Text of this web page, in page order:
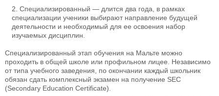
Специализированный — длится два года, в рамках
специализации ученики выбирают направление будущей
деятельности и необходимый для ее освоения набор
изучаемых дисциплин.
Специализированный этап обучения на Мальте можно
проходить в общей школе или профильном лицее. Независимо
от типа учебного заведения, по окончании каждый школьник
обязан сдать комплексный экзамен на получение SEC
(Secondary Education Certificate).